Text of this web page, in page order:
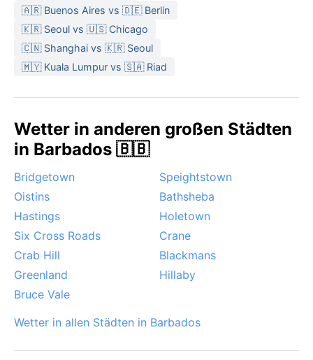
🇦🇷 Buenos Aires vs 🇩🇪 Berlin
🇰🇷 Seoul vs 🇺🇸 Chicago
🇨🇳 Shanghai vs 🇰🇷 Seoul
🇲🇾 Kuala Lumpur vs 🇸🇦 Riad
Wetter in anderen großen Städten
in Barbados 🇧🇧
Bridgetown
Speightstown
Oistins
Bathsheba
Hastings
Holetown
Six Cross Roads
Crane
Crab Hill
Blackmans
Greenland
Hillaby
Bruce Vale
Wetter in allen Städten in Barbados